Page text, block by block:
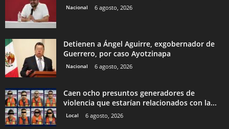
Nacional 6 agosto, 2026
Detienen a Ángel Aguirre, exgobernador de
Guerrero, por caso Ayotzinapa
Nacional 6 agosto, 2026
Caen ocho presuntos generadores de
violencia que estarían relacionados con la...
Local 6 agosto, 2026